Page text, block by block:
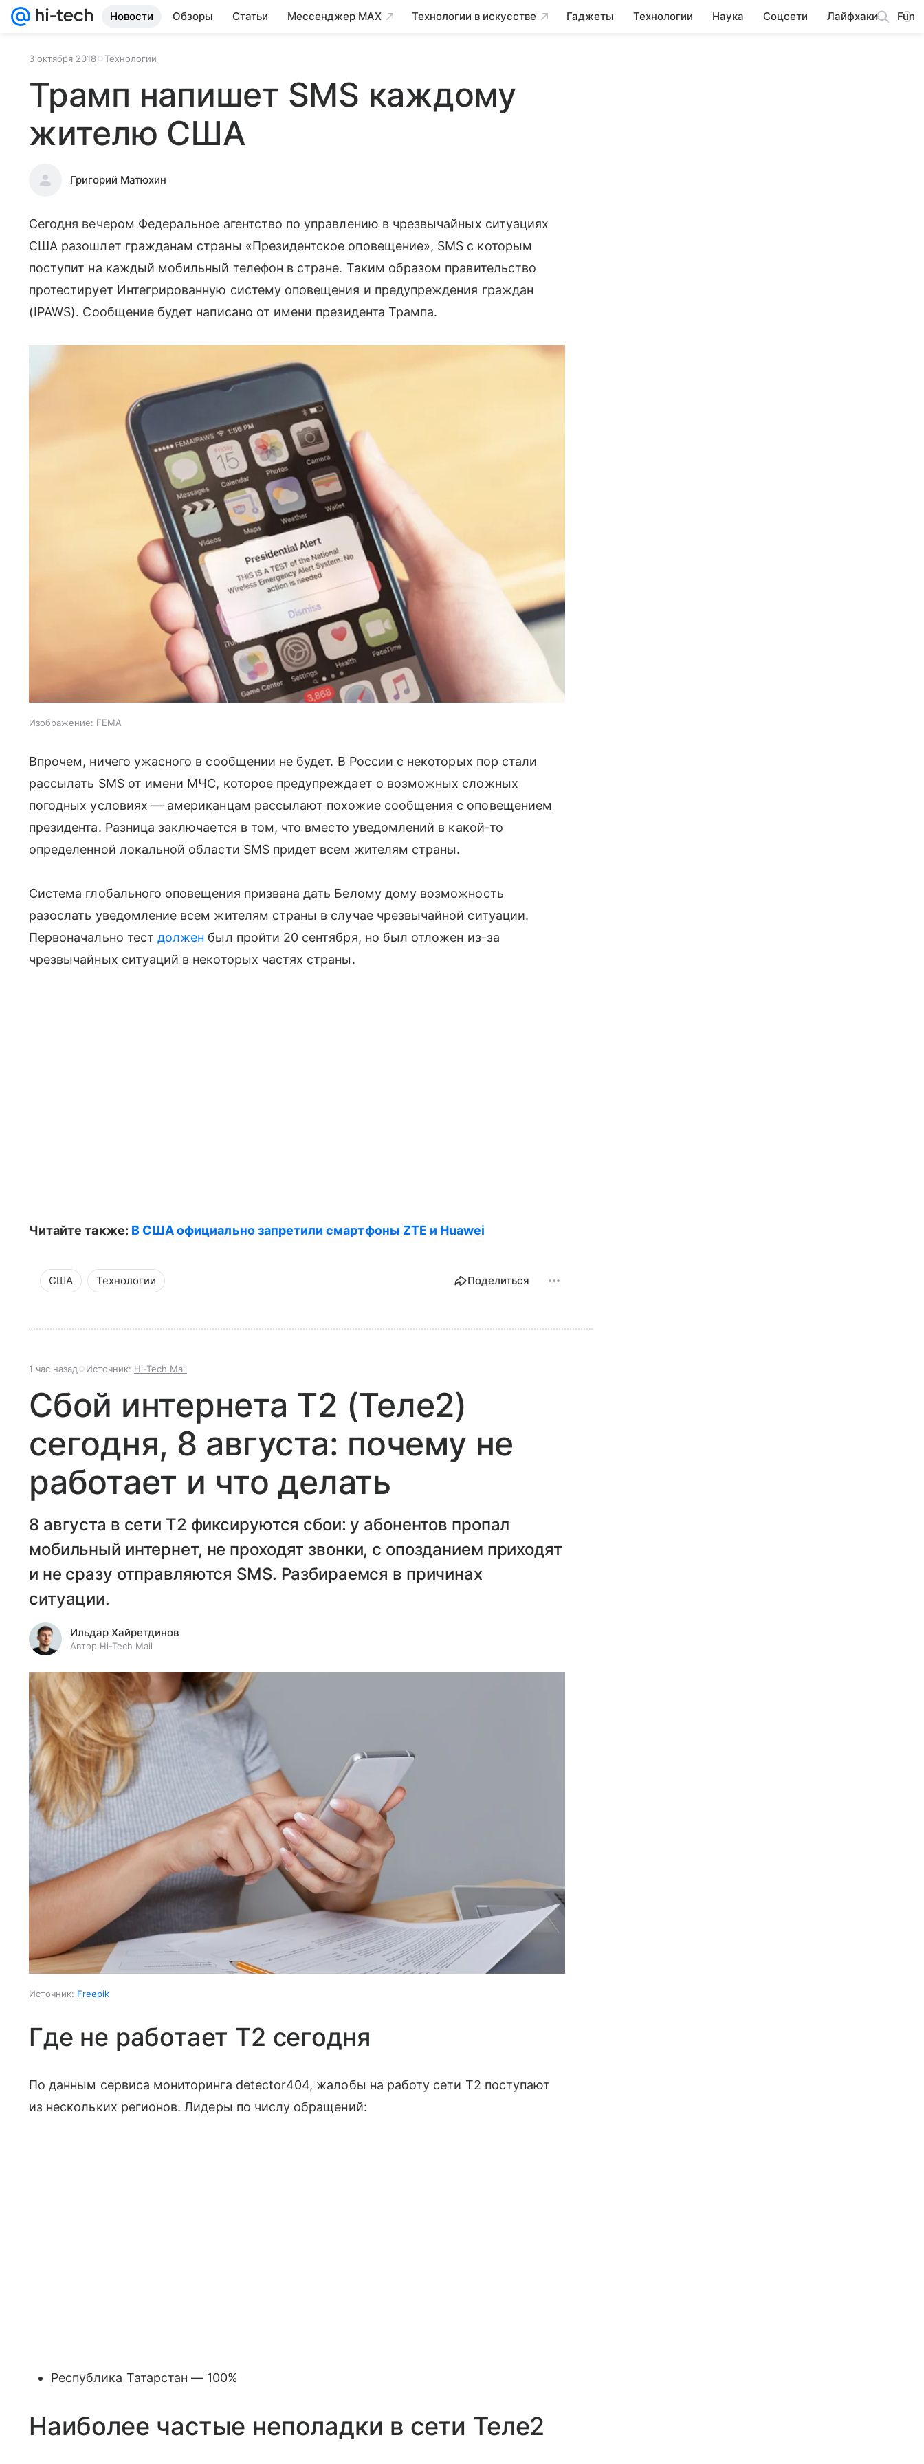
Новости Обзоры Статьи Мессенджер MAX Технологии в искусстве Гаджеты Технологии Наука Соцсети Лайфхаки Fun
3 октября 2018 Технологии
Трамп напишет SMS каждому
жителю США
Григорий Матюхин
Сегодня вечером Федеральное агентство по управлению в чрезвычайных ситуациях
США разошлет гражданам страны «Президентское оповещение», SMS с которым
поступит на каждый мобильный телефон в стране. Таким образом правительство
протестирует Интегрированную систему оповещения и предупреждения граждан
(IPAWS). Сообщение будет написано от имени президента Трампа.
Изображение: FEMA
Впрочем, ничего ужасного в сообщении не будет. В России с некоторых пор стали
рассылать SMS от имени МЧС, которое предупреждает о возможных сложных
погодных условиях — американцам рассылают похожие сообщения с оповещением
президента. Разница заключается в том, что вместо уведомлений в какой-то
определенной локальной области SMS придет всем жителям страны.
Система глобального оповещения призвана дать Белому дому возможность
разослать уведомление всем жителям страны в случае чрезвычайной ситуации.
Первоначально тестдолжен был пройти 20 сентября, но был отложен из-за
чрезвычайных ситуаций в некоторых частях страны.
Читайте также: В США официально запретили смартфоны ZTE и Huawei
США Технологии Поделиться
1 час назад Источник: Hi-Tech Mail
Сбой интернета T2 (Теле2)
сегодня, 8 августа: почему не
работает и что делать
8 августа в сети T2 фиксируются сбои: у абонентов пропал
мобильный интернет, не проходят звонки, с опозданием приходят
и не сразу отправляются SMS. Разбираемся в причинах
ситуации.
Ильдар Хайретдинов
Автор Hi-Tech Mail
Источник: Freepik
Где не работает T2 сегодня
По данным сервиса мониторинга detector404, жалобы на работу сети T2 поступают
из нескольких регионов. Лидеры по числу обращений:
Республика Татарстан — 100%
Наиболее частые неполадки в сети Теле2